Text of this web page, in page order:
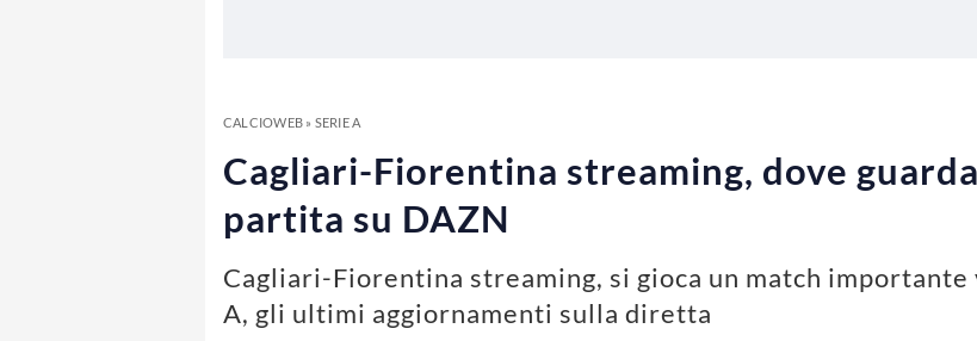
CALCIOWEB» SERIE A
Cagliari-Fiorentina streaming, dove
partita su DAZN
Cagliari-Fiorentina streaming, si gioca un match
A, gli ultimi aggiornamenti sulla diretta